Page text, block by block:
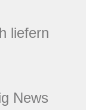
liefern
News